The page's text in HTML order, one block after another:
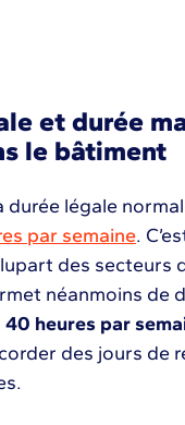
et durée
le bâtiment
durée légale
par semaine.
des secteurs
néanmoins de
40 heures par
des jours de